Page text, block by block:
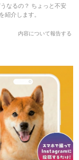
なるの？ ちょっと不安
紹介します。
内容について報告する